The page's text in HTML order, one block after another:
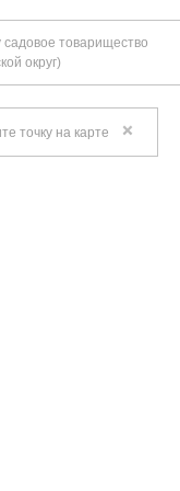
товарищество
округ)